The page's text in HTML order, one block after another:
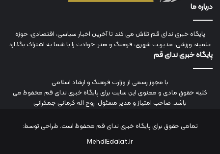
درباره ما
پایگاه خبری ندای قم تلاش می کند تا آخرین اخبار سیاسی، اقتصادی، حوزه
علمیه، ورزشی، مدیریت شهری، فرهنگ و هنر، حوادث را با شما به اشتراک بگذارد
پایگاه خبری ندای قم
با مجوز رسمی از وزارت فرهنگ و ارشاد اسلامی
کلیه حقوق مادی و معنوی این سایت برای پایگاه خبری ندای قم محفوظ می
باشد. صاحب امتیاز و مدیر مسئول: روح اله کرمانی جمکرانی
تمامی حقوق برای پایگاه خبری ندای قم محفوظ است. طراحی توسط:
MehdiEdalat.ir